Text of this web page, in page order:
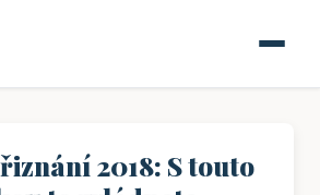
2018: S touto